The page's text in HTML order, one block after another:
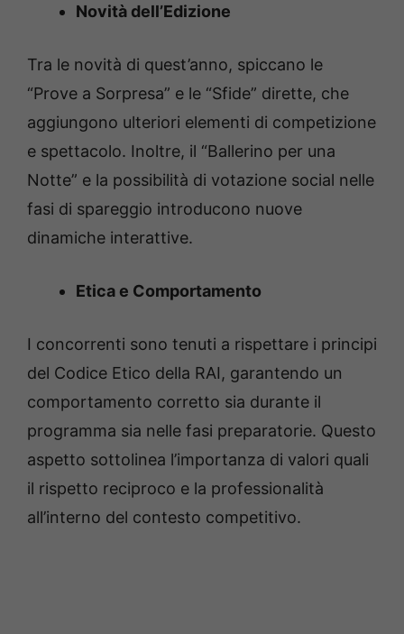
Novità dell’Edizione
Tra le novità di quest’anno, spiccano le
“Prove a Sorpresa” e le “Sfide” dirette, che
aggiungono ulteriori elementi di competizione
e spettacolo. Inoltre, il “Ballerino per una
Notte” e la possibilità di votazione social nelle
fasi di spareggio introducono nuove
dinamiche interattive.
Etica e Comportamento
I concorrenti sono tenuti a rispettare i principi
del Codice Etico della RAI, garantendo un
comportamento corretto sia durante il
programma sia nelle fasi preparatorie. Questo
aspetto sottolinea l’importanza di valori quali
il rispetto reciproco e la professionalità
all’interno del contesto competitivo.